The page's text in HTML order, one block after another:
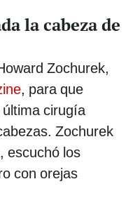
la cabeza de
Zochurek,
, para que
cirugía
Zochurek
escuchó los
con orejas